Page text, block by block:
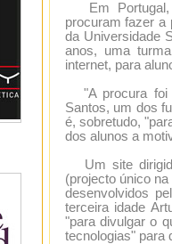
Em Portugal,
procuram fazer a
da Universidade
anos, uma
internet, para
"A procura foi
Santos, um dos
é, sobretudo,
dos alunos a
Um site
(projecto único
desenvolvidos
terceira idade
"para divulgar o
tecnologias" para